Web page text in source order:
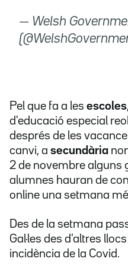
— Welsh
Pel que fa a les escoles
d'educació especial
després de les
canvi, a secundària
2 de novembre alguns
alumnes hauran de
online una setmana
Des de la setmana
Gal·les des d'altres
incidència de la Covid.